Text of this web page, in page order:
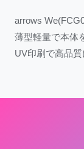
arrows
薄型軽量で本体
UV印刷で高品質